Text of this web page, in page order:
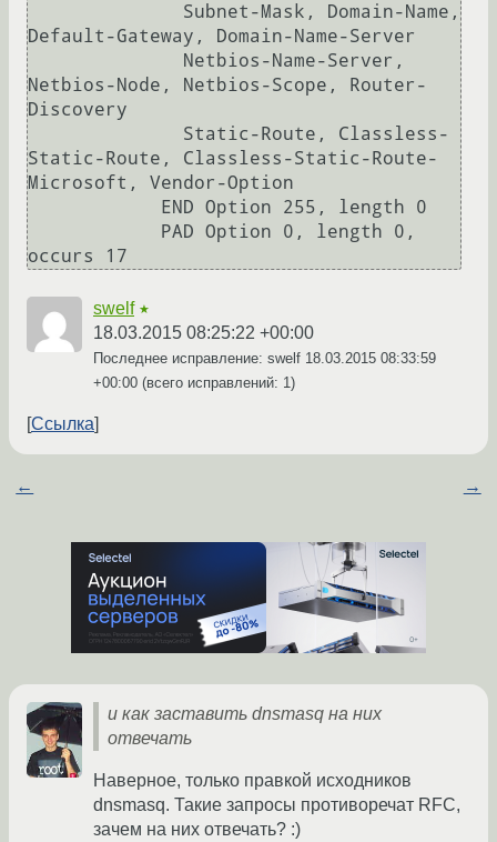
Default-Gateway, Domain-Name-Server
Netbios-Node, Netbios-Scope, Router-
Discovery
Static-Route, Classless-Static-Route-
Microsoft, Vendor-Option
swelf ★
18.03.2015 08:25:22 +00:00
Последнее исправление: swelf 18.03.2015 08:33:59
+00:00 (всего исправлений: 1)
Ссылка
← →
и как заставить dnsmasq на них
отвечать
Наверное, только правкой исходников
dnsmasq. Такие запросы противоречат RFC,
зачем на них отвечать? :)